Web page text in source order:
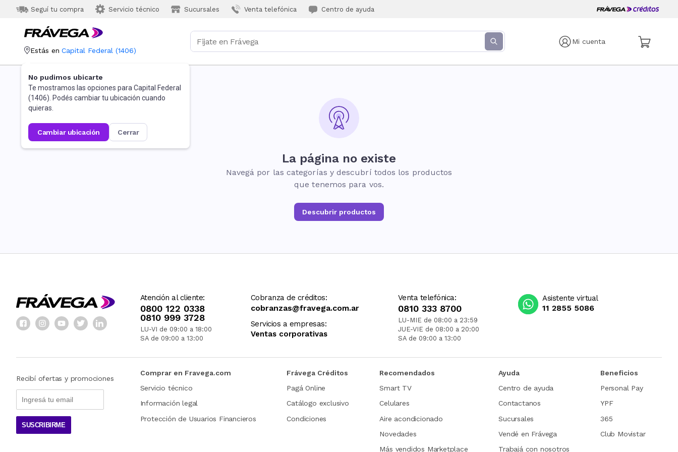
Seguí tu compra Servicio técnico Sucursales Venta telefónica Centro de ayuda
Mi cuenta
Estás en Capital Federal (1406)
No pudimos ubicarte
Te mostramos las opciones para Capital Federal
(1406). Podés cambiar tu ubicación cuando
quieras.
cambiar ubicación cerrar
La página no existe
Navegá por las categorías y descubrí todos los productos
que tenemos para vos.
Descubrir productos
Atención al cliente:
0800 122 0338
0810 999 3728
LU-VI de 09:00 a 18:00
SA de 09:00 a 13:00
Cobranza de créditos:
cobranzas@fravega.com.ar
Servicios a empresas:
Ventas corporativas
Venta telefónica:
0810 333 8700
LU-MIE de 08:00 a 23:59
JUE-VIE de 08:00 a 20:00
SA de 09:00 a 13:00
Asistente virtual
11 2855 5086
Recibí ofertas y promociones
SUSCRIBIRME
Comprar en Fravega.com
Servicio técnico
Información legal
Protección de Usuarios Financieros
Frávega Créditos
Pagá Online
Catálogo exclusivo
Condiciones
Recomendados
Smart TV
Celulares
Aire acondicionado
Novedades
Más vendidos Marketplace
Ayuda
Centro de ayuda
Contactanos
Sucursales
Vendé en Frávega
Trabajá con nosotros
Beneficios
Personal Pay
YPF
365
Club Movistar